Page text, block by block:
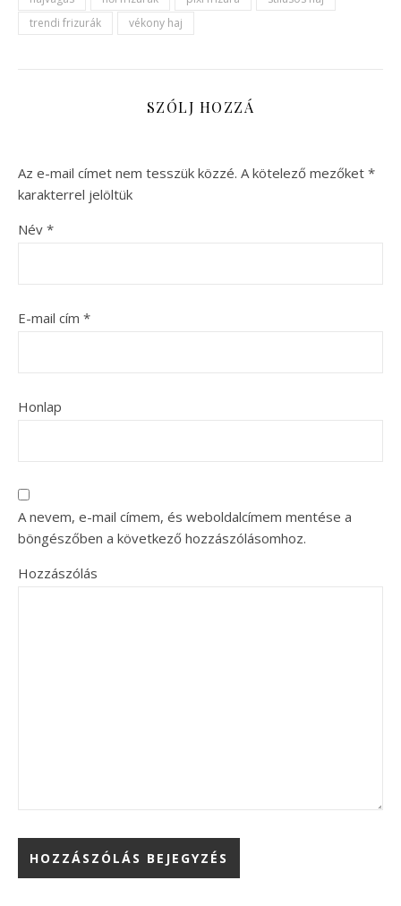
trendi frizurák
vékony haj
SZÓLJ HOZZÁ
Az e-mail címet nem tesszük közzé. A kötelező mezőket *
karakterrel jelöltük
Név *
E-mail cím *
Honlap
A nevem, e-mail címem, és weboldalcímem mentése a
böngészőben a következő hozzászólásomhoz.
Hozzászólás